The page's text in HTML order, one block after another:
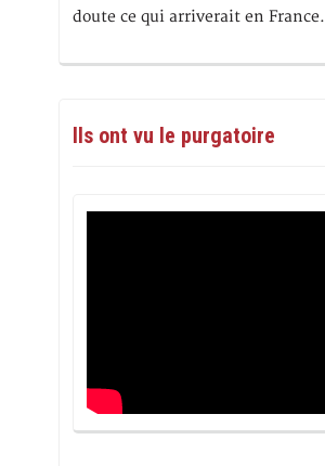
doute ce qui arriverait en France.
Ils ont vu le purgatoire